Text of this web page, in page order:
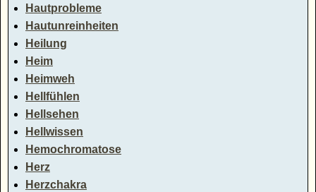
Hautprobleme
Hautunreinheiten
Heilung
Heim
Heimweh
Hellfühlen
Hellsehen
Hellwissen
Hemochromatose
Herz
Herzchakra